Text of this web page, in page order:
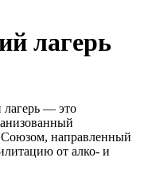
лагерь
— это
направленный
от алко- и